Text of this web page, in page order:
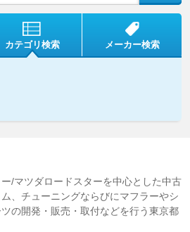
カテゴリ検索 メーカー検索
/マツダロードスターを中心とした中古
、チューニングならびにマフラーやシ
の開発・販売・取付などを行う東京都